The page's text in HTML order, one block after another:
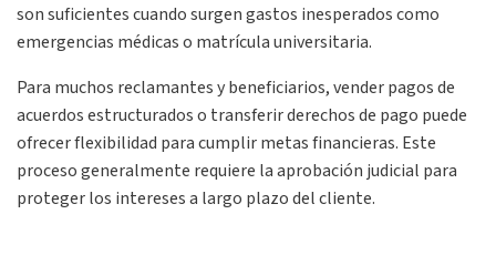
son suficientes cuando surgen gastos inesperados como
emergencias médicas o matrícula universitaria.
Para muchos reclamantes y beneficiarios, vender pagos de
acuerdos estructurados o transferir derechos de pago puede
ofrecer flexibilidad para cumplir metas financieras. Este
proceso generalmente requiere la aprobación judicial para
proteger los intereses a largo plazo del cliente.